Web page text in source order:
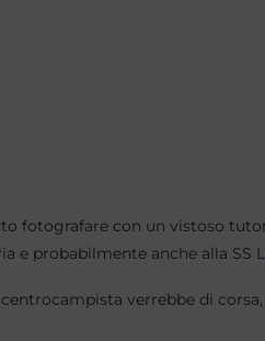
fotografare con un vistoso
e probabilmente anche alla SS
verrebbe di